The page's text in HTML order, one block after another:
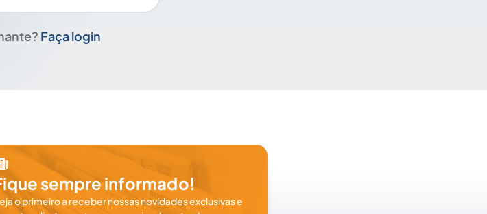
Faça login
sempre informado!
o primeiro a receber nossas novidades exclusivas e